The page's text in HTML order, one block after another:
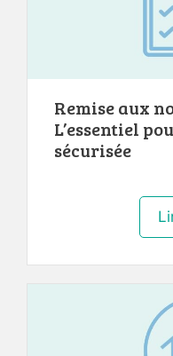
Remise aux
L’essentiel
sécurisée